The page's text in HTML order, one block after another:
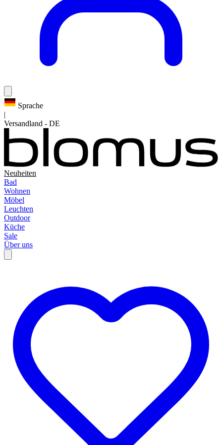
Sprache
|
Versandland - DE
Neuheiten
Bad
Wohnen
Möbel
Leuchten
Outdoor
Küche
Sale
Über uns